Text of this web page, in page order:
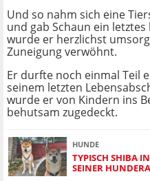
Und so nahm sich eine
und gab Schaun ein
wurde er herzlichst
Zuneigung verwöhnt.
Er durfte noch einmal Teil
seinem letzten
wurde er von Kindern ins
behutsam zugedeckt.
HUNDE
TYPISCH SHIBA
SEINER